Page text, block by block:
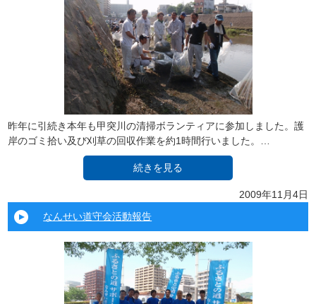
昨年に引続き本年も甲突川の清掃ボランティアに参加しました。護
岸のゴミ拾い及び刈草の回収作業を約1時間行いました。…
続きを見る
2009年11月4日
なんせい道守会活動報告